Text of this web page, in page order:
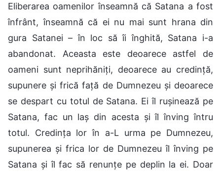
Eliberarea oamenilor înseamnă că Satana a fost
înfrânt, înseamnă că ei nu mai sunt hrana din
gura Satanei – în loc să îi înghită, Satana i-a
abandonat. Aceasta este deoarece astfel de
oameni sunt neprihăniți, deoarece au credință,
supunere și frică față de Dumnezeu și deoarece
se despart cu totul de Satana. Ei îl rușinează pe
Satana, fac un laș din acesta și îl înving întru
totul. Credința lor în a-L urma pe Dumnezeu,
supunerea și frica lor de Dumnezeu îl înving pe
Satana și îl fac să renunțe pe deplin la ei. Doar